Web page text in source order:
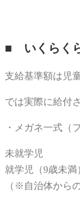
■ いくらく
支給基準額は児
では実際に給付
・メガネ一式
未就学児 ：健
就学児（9歳未
（※自治体から